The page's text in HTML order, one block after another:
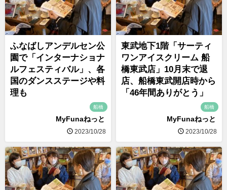
ふなばしアンデルセン公
園で「インターナショナ
ルフェスティバル」、各
国のダンスステージや料
理も
船橋
MyFunaねっと
2023/10/28
東武地下1階「サーティ
ワンアイスクリーム 船
橋東武店」10月末で退
店、船橋東武開店時から
「46年間ありがとう」
船橋
MyFunaねっと
2023/10/28